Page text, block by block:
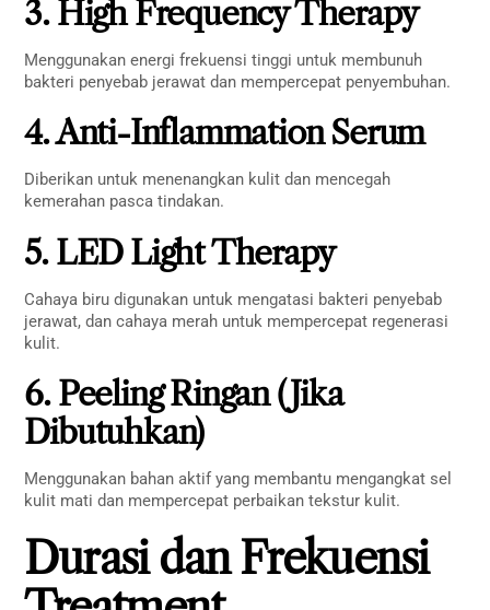
3. High Frequency Therapy
Menggunakan energi frekuensi tinggi untuk membunuh
bakteri penyebab jerawat dan mempercepat penyembuhan.
4. Anti-Inflammation Serum
Diberikan untuk menenangkan kulit dan mencegah
kemerahan pasca tindakan.
5. LED Light Therapy
Cahaya biru digunakan untuk mengatasi bakteri penyebab
jerawat, dan cahaya merah untuk mempercepat regenerasi
kulit.
6. Peeling Ringan (Jika
Dibutuhkan)
Menggunakan bahan aktif yang membantu mengangkat sel
kulit mati dan mempercepat perbaikan tekstur kulit.
Durasi dan Frekuensi